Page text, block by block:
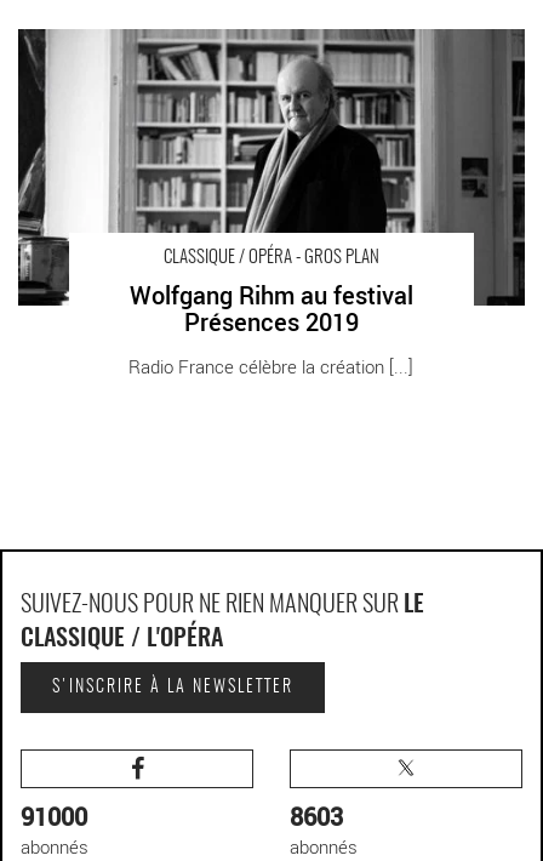
CLASSIQUE / OPÉRA - GROS PLAN
Wolfgang Rihm au festival
Présences 2019
Radio France célèbre la création [...]
Wolfgang Rihm au festival Présences 2019 - Critique sortie
Classique / Opéra Paris Maison de la Radio
SUIVEZ-NOUS POUR NE RIEN MANQUER SUR LE
CLASSIQUE / L'OPÉRA
S'INSCRIRE À LA NEWSLETTER
91000
abonnés
8603
abonnés